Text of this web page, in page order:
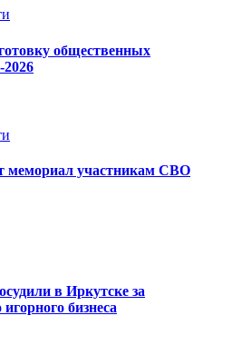
общественных
мемориал участникам СВО
в Иркутске за
бизнеса